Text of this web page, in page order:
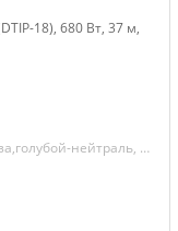
18), 680 Вт, 37 м,
Цвет подсоединяемых проводов: чёрный-фаза,голубой-нейтраль, желто-зелёный-земля